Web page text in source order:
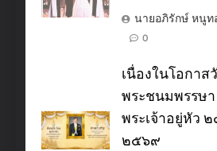
นายอภิรักษ์ หนูท
0
เนื่องในโอกาส
พระชนมพรรษ
พระเจ้าอยู่หัว
๒๕๖๙